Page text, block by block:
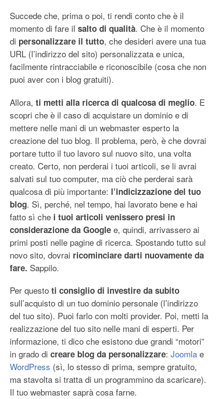
Succede che, prima o poi, ti rendi conto che è il
momento di fare il salto di qualità. Che è il momento
di personalizzare il tutto, che desideri avere una tua
URL (l’indirizzo del sito) personalizzata e unica,
facilmente rintracciabile e riconoscibile (cosa che non
puoi aver con i blog gratuiti).
Allora, ti metti alla ricerca di qualcosa di meglio. E
scopri che è il caso di acquistare un dominio e di
mettere nelle mani di un webmaster esperto la
creazione del tuo blog. Il problema, però, è che dovrai
portare tutto il tuo lavoro sul nuovo sito, una volta
creato. Certo, non perderai i tuoi articoli, se li avrai
salvati sul tuo computer, ma ciò che perderai sarà
qualcosa di più importante: l’indicizzazione del tuo
blog. Sì, perché, nel tempo, hai lavorato bene e hai
fatto sì che i tuoi articoli venissero presi in
considerazione da Google e, quindi, arrivassero ai
primi posti nelle pagine di ricerca. Spostando tutto sul
novo sito, dovrai ricominciare darti nuovamente da
fare. Sappilo.
Per questo ti consiglio di investire da subito
sull’acquisto di un tuo dominio personale (l’indirizzo
del tuo sito). Puoi farlo con molti provider. Poi, metti la
realizzazione del tuo sito nelle mani di esperti. Per
informazione, ti dico che esistono due grandi “motori”
in grado di creare blog da personalizzare: Joomla e
WordPress (sì, lo stesso di prima, sempre gratuito,
ma stavolta si tratta di un programmino da scaricare).
Il tuo webmaster saprà cosa farne.